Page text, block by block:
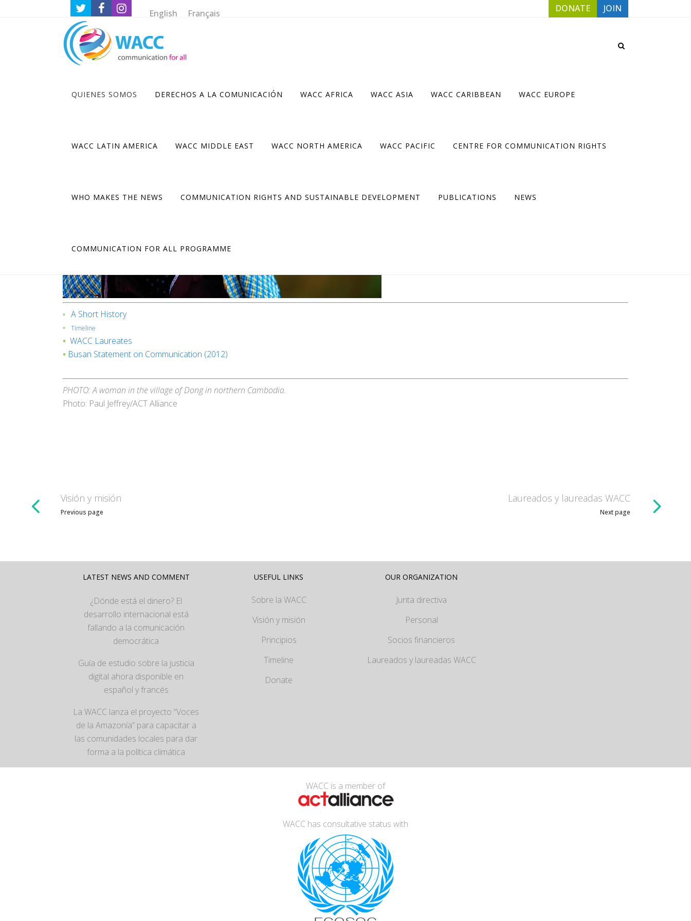
English Français DONATE JOIN
QUIENES SOMOS DERECHOS A LA COMUNICACIÓN WACC AFRICA WACC ASIA WACC CARIBBEAN WACC EUROPE
WACC LATIN AMERICA WACC MIDDLE EAST WACC NORTH AMERICA WACC PACIFIC CENTRE FOR COMMUNICATION RIGHTS
WHO MAKES THE NEWS COMMUNICATION RIGHTS AND SUSTAINABLE DEVELOPMENT PUBLICATIONS NEWS
COMMUNICATION FOR ALL PROGRAMME
• A Short History
• Timeline
• WACC Laureates
• Busan Statement on Communication (2012)
PHOTO: A woman in the village of Dong in northern Cambodia.
Photo: Paul Jeffrey/ACT Alliance
Visión y misión
Previous page
Laureados y laureadas WACC
Next page
LATEST NEWS AND COMMENT
¿Dónde está el dinero? El
desarrollo internacional está
fallando a la comunicación
democrática
Guía de estudio sobre la justicia
digital ahora disponible en
español y francés
La WACC lanza el proyecto “Voces
de la Amazonía” para capacitar a
las comunidades locales para dar
forma a la política climática
USEFUL LINKS
Sobre la WACC
Visión y misión
Principios
Timeline
Donate
OUR ORGANIZATION
Junta directiva
Personal
Socios financieros
Laureados y laureadas WACC
WACC is a member of
WACC has consultative status with